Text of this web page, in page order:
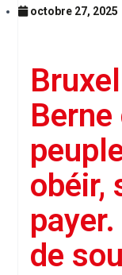
octobre 27, 2025
obéir,
de